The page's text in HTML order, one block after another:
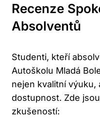
Recenze
Absolventů
Studenti, kteří
Autoškolu Mladá
nejen kvalitní výuku,
dostupnost. Zde
zkušeností: